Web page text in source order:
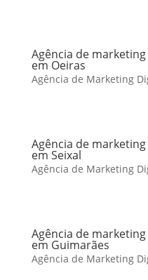
Agência de
em Oeiras
Agência de Marketing
Agência de
em Seixal
Agência de Marketing
Agência de
em Guimarães
Agência de Marketing